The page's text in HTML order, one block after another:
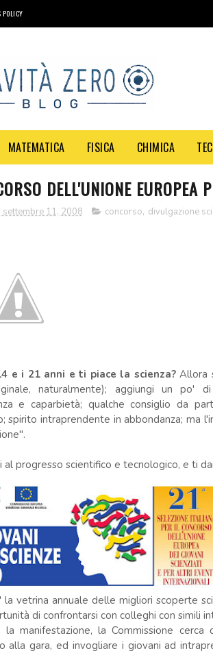
POLICY
MATEMATICA FISICA CHIMICA
DELL'UNIONE EUROPEA
settembre 11, 2008 concorso, divulgazione
e i 21 anni e ti piace la scienza?Allora
naturalmente); aggiungi un po'
e caparbietà; qualche consiglio da
spirito intraprendente in abbondanza; ma
al progresso scientifico e tecnologico, e ti
la vetrina annuale delle migliori scoperte
di confrontarsi con colleghi con simili
la manifestazione, la Commissione
alla gara, ed invogliare i giovani ad